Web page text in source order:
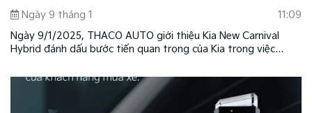
CÔNG NGHỆ XANH HYBRID
Ngày 9 tháng 1
11:09
Ngày 9/1/2025, THACO AUTO giới thiệu Kia New Carnival
Hybrid đánh dấu bước tiến quan trọng của Kia trong việc
với công nghệ tiên tiến, thân thiện môi trường, đồng thời
khẳng định vị thế dẫn đầu của thương hiệu Kia tại Việt Nam.